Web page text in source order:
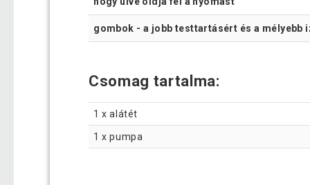
gombok - a jobb testtartásért és a mélyebb
Csomag tartalma:
1 x alátét
1 x pumpa